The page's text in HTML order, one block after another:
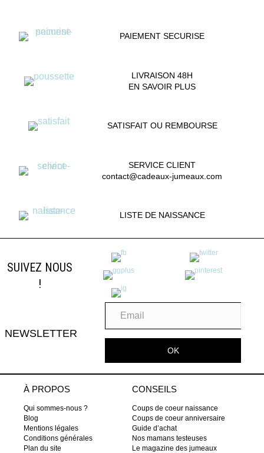
PAIEMENT SECURISE
LIVRAISON 48H
EN SAVOIR PLUS
SATISFAIT OU REMBOURSE
SERVICE CLIENT
contact@cadeaux-jumeaux.com
LISTE DE NAISSANCE
SUIVEZ NOUS
!
NEWSLETTER
OK
À PROPOS
Qui sommes-nous ?
Blog
Mentions légales
Conditions générales
Plan du site
CONSEILS
Coups de coeur naissance
Coups de coeur anniversaire
Guide d’achat
Nos mamans testeuses
Le magazine des jumeaux